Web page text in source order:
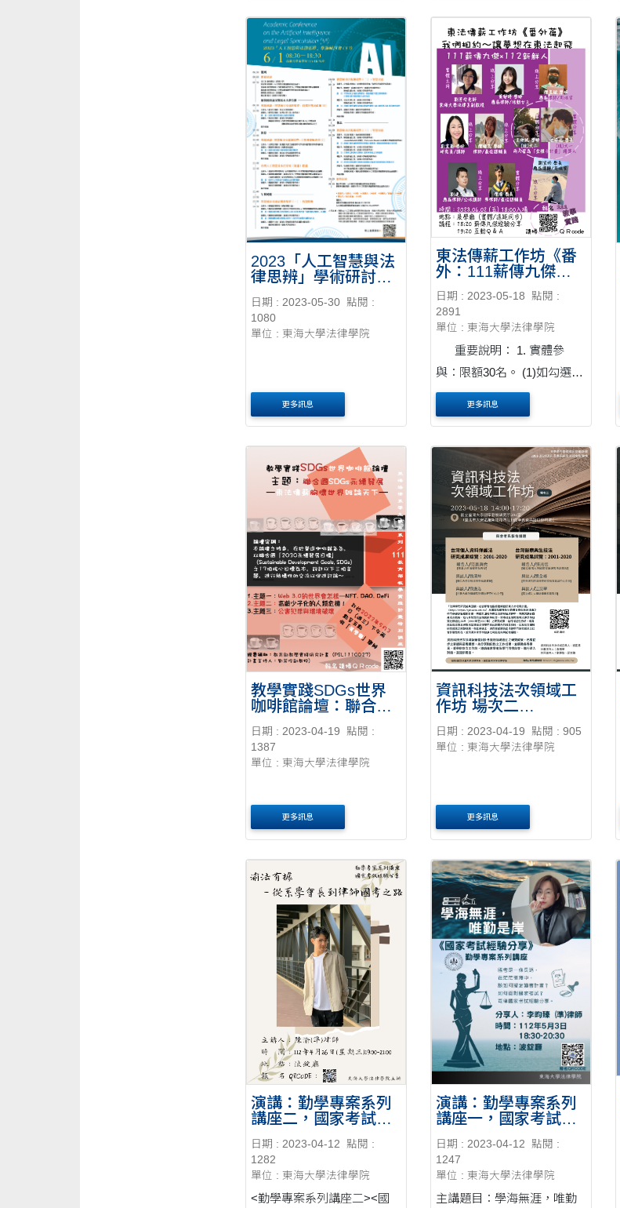
國立政治大學創新國際學院
院長 國立台北大學司法學系
教授 中國文化....
2023「人工智慧與法
律思辨」學術研討會
醫療、交通法規新境
界--20230601
日期 : 2023-05-30 點閱 :
1080
單位 : 東海大學法律學院
更多訊息
東法傳薪工作坊《番
外：111薪傳九傑
×112新鮮
人》-2023/06/02
日期 : 2023-05-18
點閱 :
2891
單位 : 東海大學法律學院
重要說明： 1. 實體參
與：限額30名。 (1)如勾選實
體參與者超額，以填寫「我
想問學長/學姊...」欄位者優
額，則由主辦單位以抽選決
之，並另行通知。 (3)....
更多訊息
教學實踐SDGs世界
咖啡館論壇：聯合國
法傳薪胸懷世界雄論
天下--20230503
日期 : 2023-04-19
點閱 :
1387
單位 : 東海大學法律學院
更多訊息
資訊科技法次領域工
作坊 場次二
日期 : 2023-04-19
點閱 : 905
單位 : 東海大學法律學院
更多訊息
演講：勤學專案系列
講座二，國家考試經
系學會會長到律師國
考之路--20230426
日期 : 2023-04-12
點閱 :
1282
單位 : 東海大學法律學院
<勤學專案系列講座二><國
演講：勤學專案系列
講座一，國家考試經
勤是岸--20230503
日期 : 2023-04-12
點閱 :
1247
單位 : 東海大學法律學院
主講題目：學海無涯，唯勤